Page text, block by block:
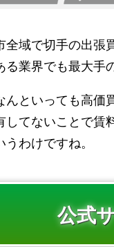
全域で切手の出張
業界でも最大手
んといっても高価
してないことで賃
わけですね。
公式